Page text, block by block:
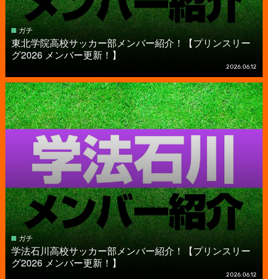
ガチ
東北学院高校サッカー部メンバー紹介！【プリンスリー
グ2026 メンバー更新！】
2026.06.12
ガチ
学法石川高校サッカー部メンバー紹介！【プリンスリー
グ2026 メンバー更新！】
2026.06.12